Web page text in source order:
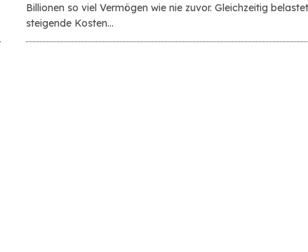
Billionen so viel Vermögen wie nie zuvor. Gleichzeitig
steigende Kosten…